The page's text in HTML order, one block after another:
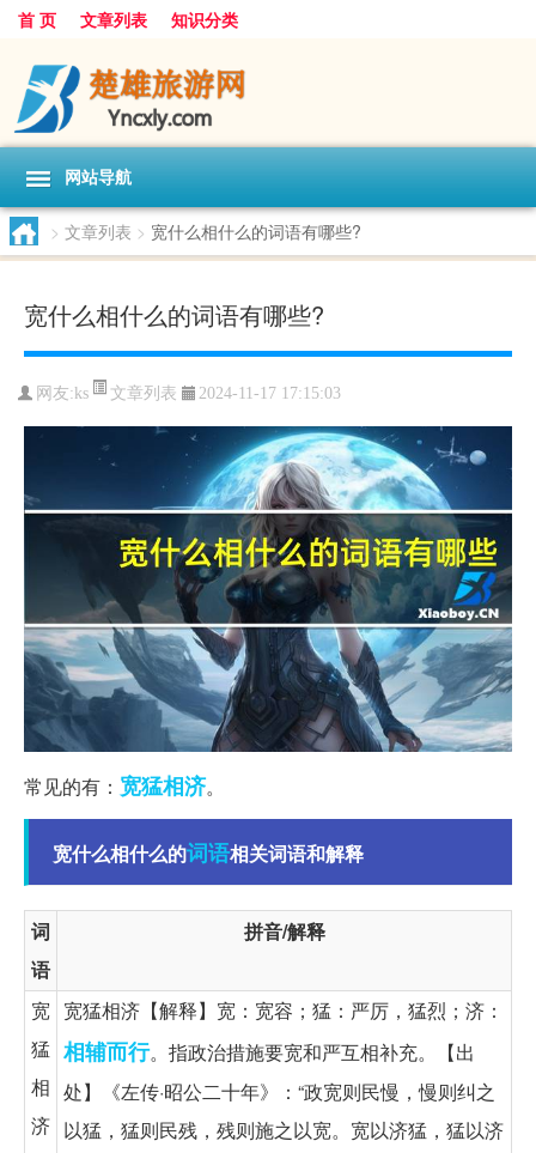
首 页 文章列表 知识分类
网站导航
> 文章列表 > 宽什么相什么的词语有哪些?
宽什么相什么的词语有哪些?
网友: ks 文章列表 2024-11-17 17:15:03
常见的有： 宽猛相济。
宽什么相什么的词语相关词语和解释
词
语
拼音/解释
宽
猛
相
济
宽猛相济【解释】宽：宽容；猛：严厉，猛烈；济：
相辅而行。指政治措施要宽和严互相补充。【出
处】《左传·昭公二十年》：“政宽则民慢，慢则纠之
以猛，猛则民残，残则施之以宽。宽以济猛，猛以济